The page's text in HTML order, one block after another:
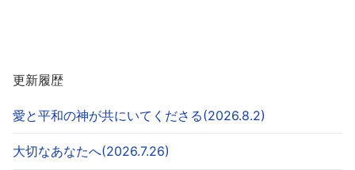
更新履歴
愛と平和の神が共にいてくださる(2026.8.2)
大切なあなたへ(2026.7.26)